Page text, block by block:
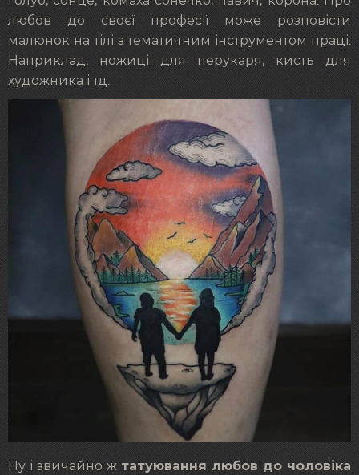
любов до своєї професії може розповісти
малюнок на тілі з тематичним інструментом праці.
Наприклад, ножиці для перукаря, кисть для
художника і тд.
Ну і звичайно ж татуювання любов до чоловіка